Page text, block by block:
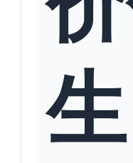
生